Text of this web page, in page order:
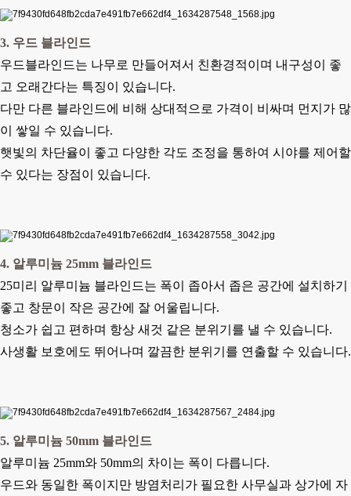
3. 우드 블라인드
우드블라인드는 나무로 만들어져서 친환경적이며 내구성이 좋
고 오래간다는 특징이 있습니다.
다만 다른 블라인드에 비해 상대적으로 가격이 비싸며 먼지가 많
이 쌓일 수 있습니다.
햇빛의 차단율이 좋고 다양한 각도 조정을 통하여 시야를 제어할
수 있다는 장점이 있습니다.
4. 알루미늄 25mm 블라인드
25미리 알루미늄 블라인드는 폭이 좁아서 좁은 공간에 설치하기
좋고 창문이 작은 공간에 잘 어울립니다.
청소가 쉽고 편하며 항상 새것 같은 분위기를 낼 수 있습니다.
사생활 보호에도 뛰어나며 깔끔한 분위기를 연출할 수 있습니다.
5. 알루미늄 50mm 블라인드
알루미늄 25mm와 50mm의 차이는 폭이 다릅니다.
우드와 동일한 폭이지만 방염처리가 필요한 사무실과 상가에 자